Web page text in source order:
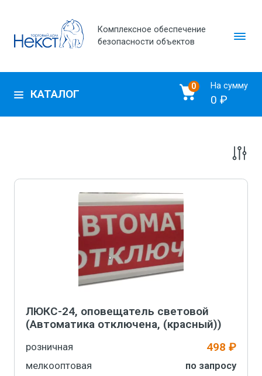
Комплексное обеспечение
безопасности объектов
КАТАЛОГ
0 На сумму
0 ₽
ЛЮКС-24, оповещатель световой
(Автоматика отключена, (красный))
розничная 498 ₽
мелкооптовая
по запросу